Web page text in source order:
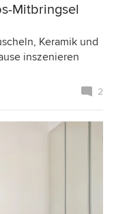
Mitbringsel
Keramik und
inszenieren
2